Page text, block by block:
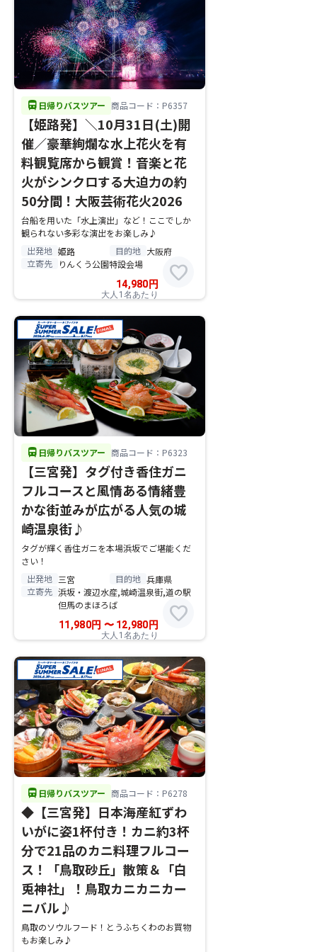
directions_bus 日帰りバスツアー 商品コード：P6357
【姫路発】＼10月31日(土)開
催／豪華絢爛な水上花火を有
料観覧席から観賞！音楽と花
火がシンクロする大迫力の約
50分間！大阪芸術花火2026
台船を用いた「水上演出」など！ここでしか
観られない多彩な演出をお楽しみ♪
出発地 姫路 目的地 大阪府
立寄先
りんくう公園特設会場
14,980 円
大人1名あたり
favorite
directions_bus 日帰りバスツアー 商品コード：P6323
【三宮発】タグ付き香住ガニ
フルコースと風情ある情緒豊
かな街並みが広がる人気の城
崎温泉街♪
タグが輝く香住ガニを本場浜坂でご堪能くだ
さい！
出発地 三宮 目的地 兵庫県
立寄先 浜坂・渡辺水産,城崎温泉街,道の駅
但馬のまほろば
11,980円 〜12,980 円
大人1名あたり
favorite
directions_bus 日帰りバスツアー 商品コード：P6278
◆【三宮発】日本海産紅ずわ
いがに姿1杯付き！カニ約3杯
分で21品のカニ料理フルコー
ス！「鳥取砂丘」散策＆「白
兎神社」！鳥取カニカニカー
ニバル♪
鳥取のソウルフード！とうふちくわのお買物
もお楽しみ♪